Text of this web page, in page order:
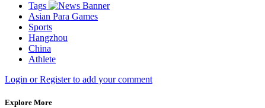
Tags
Asian Para Games
Sports
Hangzhou
China
Athlete
Login or Register to add your comment
Explore More